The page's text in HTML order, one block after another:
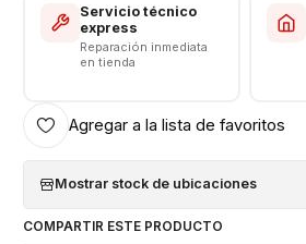
Servicio técnico
express
Reparación inmediata
en tienda
Agregar a la lista de favoritos
Mostrar stock de ubicaciones
COMPARTIR ESTE PRODUCTO